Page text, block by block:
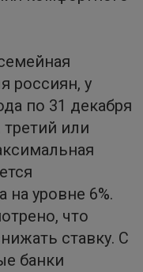
россиян, у
по 31 декабря
третий или
на уровне 6%.
что
ставку. С
банки